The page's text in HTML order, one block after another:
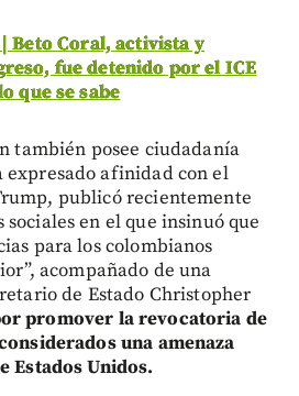
Beto Coral, activista y
fue detenido por el ICE
que se sabe
también posee ciudadanía
expresado afinidad con el
publicó recientemente
en el que insinuó que
para los colombianos
acompañado de una
de Estado Christopher
promover la revocatoria de
una amenaza
Estados Unidos.